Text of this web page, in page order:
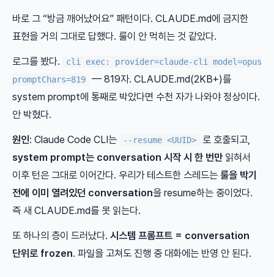
바로 그 “방금 깨어났어요” 패턴이다. CLAUDE.md에 금지한
표현을 거의 그대로 답했다. 룰이 안 먹히는 것 같았다.
로그를 봤다.
cli exec: provider=claude-cli model=opus
promptChars=819
— 819자. CLAUDE.md(2KB+)를
system prompt에 통째로 박았다면 수천 자가 나와야 정상이다.
안 박혔다.
원인: Claude Code CLI는 --resume <UUID>
로 호출되고,
system prompt는 conversation 시작 시 한 번만 읽혀서
이후 턴은 그대로 이어간다. 우리가 테스트한 스레드는 룰을 박기
전에 이미 열려있던 conversation을 resume하는 중이었다.
즉 새 CLAUDE.md를 못 읽는다.
또 하나의 층이 드러났다. 시스템 프롬프트 = conversation
단위로 frozen. 파일을 고쳐도 진행 중 대화에는 반영 안 된다.